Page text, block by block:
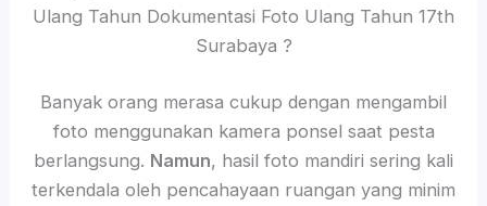
Ulang Tahun Dokumentasi Foto Ulang Tahun 17th
Surabaya ?
Banyak orang merasa cukup dengan mengambil
foto menggunakan kamera ponsel saat pesta
berlangsung. Namun, hasil foto mandiri sering kali
terkendala oleh pencahayaan ruangan yang minim